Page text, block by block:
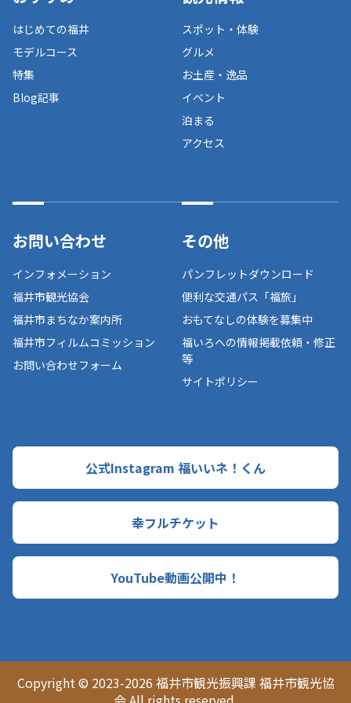
はじめての福井
モデルコース
特集
Blog記事
スポット・体験
グルメ
お土産・逸品
イベント
泊まる
アクセス
お問い合わせ
インフォメーション
福井市観光協会
福井市まちなか案内所
福井市フィルムコミッション
お問い合わせフォーム
その他
パンフレットダウンロード
便利な交通パス「福旅」
おもてなしの体験を募集中
福いろへの情報掲載依頼・修正
等
サイトポリシー
公式Instagram 福いいネ！くん
幸フルチケット
YouTube動画公開中！
Copyright © 2023-2026 福井市観光振興課 福井市観光協